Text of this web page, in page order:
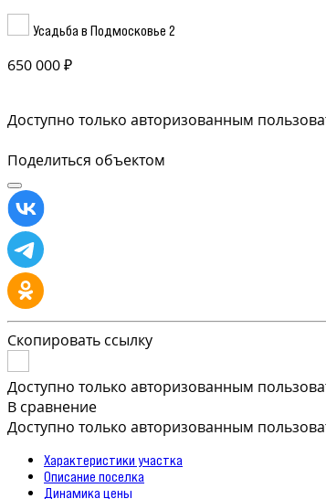
Усадьба в Подмосковье 2
650 000 ₽
Доступно только авторизованным
Поделиться объектом
Скопировать ссылку
Доступно только авторизованным
В сравнение
Доступно только авторизованным
Характеристики участка
Описание поселка
Динамика цены